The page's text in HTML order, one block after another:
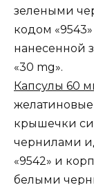
зелеными
кодом
нанесенной
«30 mg».
Капсулы 60
крышечки
чернилами
«9542» и
белыми